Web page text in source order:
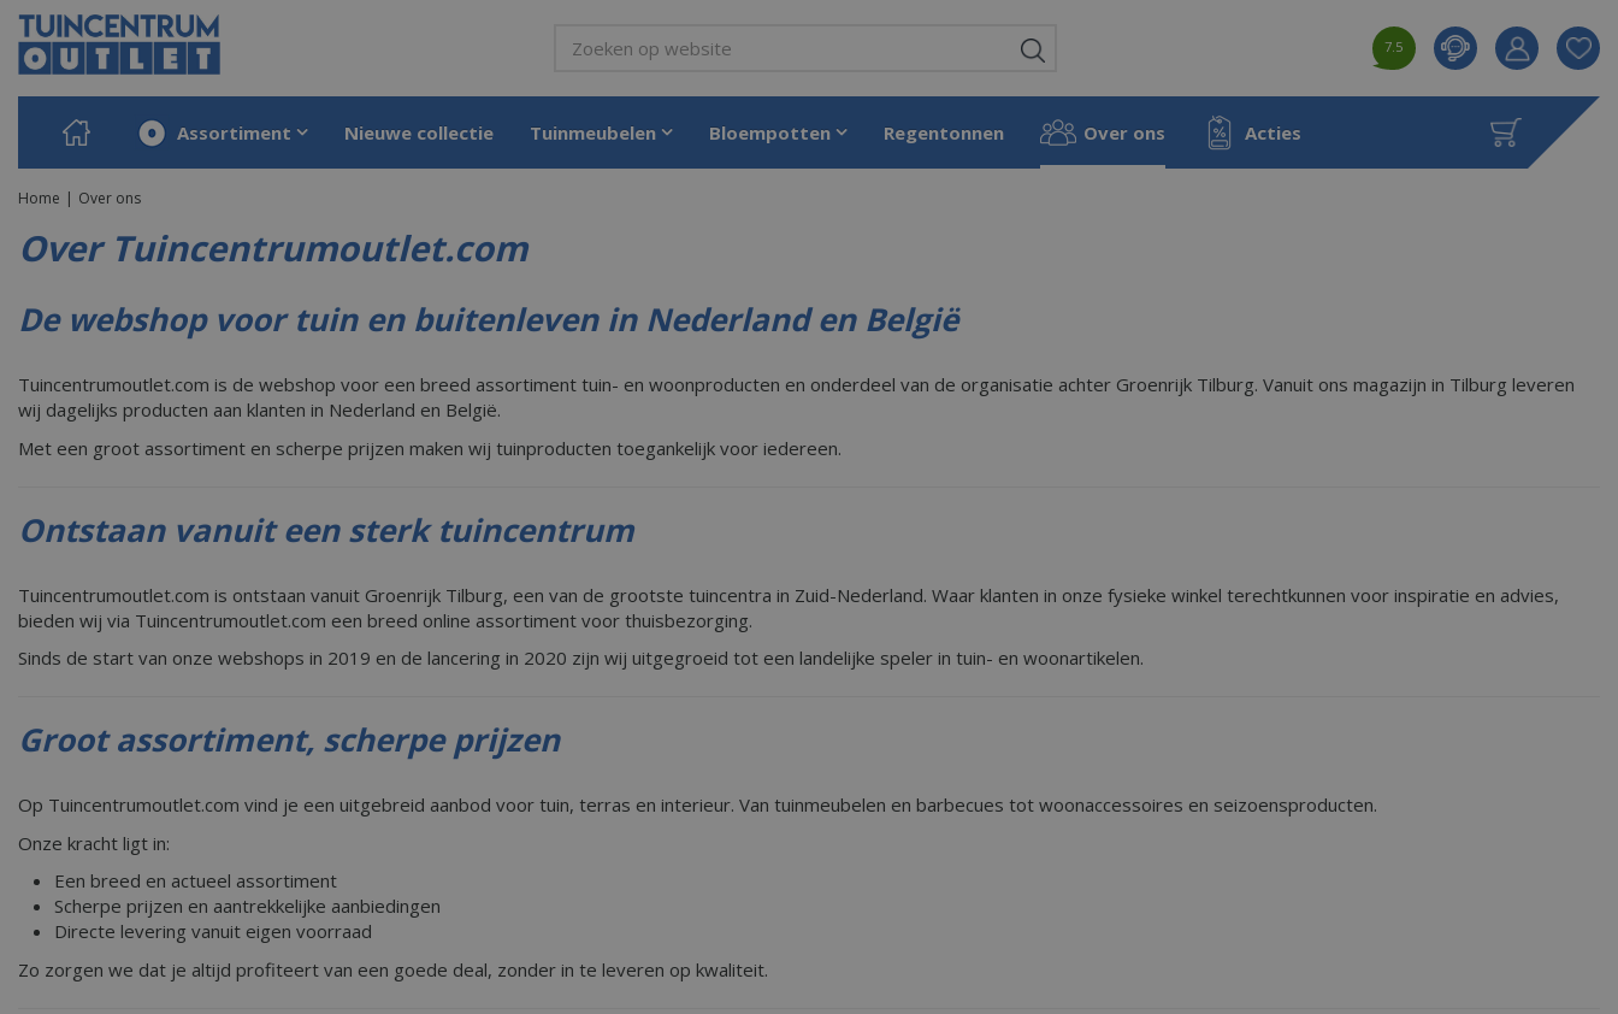
Ga
naar
content
Home Over ons
7.5
Product
aan
Assortiment Nieuwe collectie Tuinmeubelen Bloempotten Regentonnen Over ons Acties
Over Tuincentrumoutlet.com
De webshop voor tuin en buitenleven in Nederland en België
Tuincentrumoutlet.com is de webshop voor een breed assortiment tuin- en woonproducten en onderdeel van de organisatie achter Groenrijk Tilburg. Vanuit ons magazijn in Tilburg leveren
wij dagelijks producten aan klanten in Nederland en België.
Met een groot assortiment en scherpe prijzen maken wij tuinproducten toegankelijk voor iedereen.
Ontstaan vanuit een sterk tuincentrum
Tuincentrumoutlet.com is ontstaan vanuit Groenrijk Tilburg, een van de grootste tuincentra in Zuid-Nederland. Waar klanten in onze fysieke winkel terechtkunnen voor inspiratie en advies,
bieden wij via Tuincentrumoutlet.com een breed online assortiment voor thuisbezorging.
Sinds de start van onze webshops in 2019 en de lancering in 2020 zijn wij uitgegroeid tot een landelijke speler in tuin- en woonartikelen.
Groot assortiment, scherpe prijzen
Op Tuincentrumoutlet.com vind je een uitgebreid aanbod voor tuin, terras en interieur. Van tuinmeubelen en barbecues tot woonaccessoires en seizoensproducten.
Onze kracht ligt in:
Een breed en actueel assortiment
Scherpe prijzen en aantrekkelijke aanbiedingen
Directe levering vanuit eigen voorraad
Zo zorgen we dat je altijd profiteert van een goede deal, zonder in te leveren op kwaliteit.